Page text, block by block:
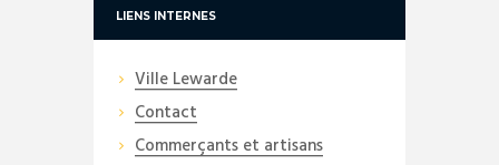
LIENS INTERNES
Ville Lewarde
Contact
Commerçants et artisans